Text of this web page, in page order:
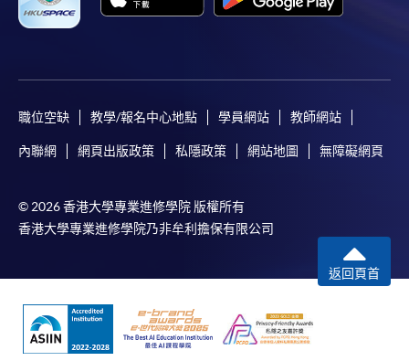
職位空缺 教學/報名中心地點 學員網站 教師網站
內聯網 網頁出版政策 私隱政策 網站地圖 無障礙網頁
© 2026 香港大學專業進修學院 版權所有
香港大學專業進修學院乃非牟利擔保有限公司
返回頁首